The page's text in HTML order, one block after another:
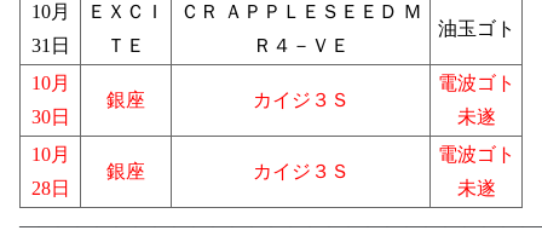
10月
31日
ＥＸＣＩ
ＴＥ
ＣＲ ＡＰＰＬＥＳＥＥＤ Ｍ
Ｒ４－ＶＥ
油玉ゴト
10月
30日
銀座 カイジ３Ｓ
電波ゴト
未遂
10月
28日
銀座 カイジ３Ｓ
電波ゴト
未遂